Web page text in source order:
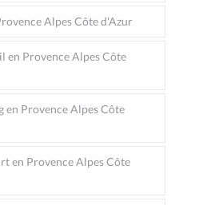
Alpes Côte d'Azur
en Provence Alpes Côte
en Provence Alpes Côte
en Provence Alpes Côte